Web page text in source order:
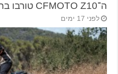
ה־CFMOTO Z10 טורבו בהשקה מקומית
לפני 17 ימים